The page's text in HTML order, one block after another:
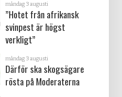
måndag 3 augusti
”Hotet från afrikansk
svinpest är högst
verkligt”
måndag 3 augusti
Därför ska skogsägare
rösta på Moderaterna